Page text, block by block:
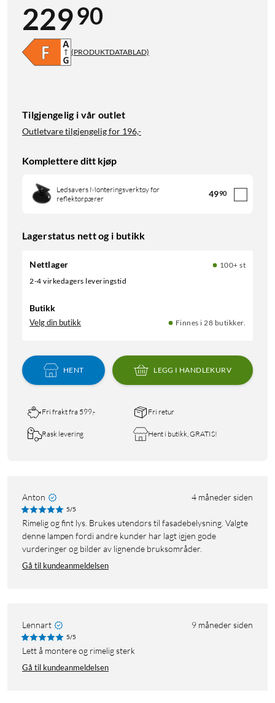
22990
(PRODUKTDATABLAD)
Tilgjengelig i vår outlet
Outletvare tilgjengelig for 196,-
Komplettere ditt kjøp
Ledsavers Monteringsverktøy for
reflektorpærer
4990
Lagerstatus nett og i butikk
Nettlager
100+ st
2-4 virkedagers leveringstid
Butikk
Velg din butikk Finnes i 28 butikker.
HENT LEGG I HANDLEKURV
Fri frakt fra 599,- Fri retur
Rask levering Hent i butikk, GRATIS!
Anton 4 måneder siden
5/5
Rimelig og fint lys. Brukes utendørs til fasadebelysning. Valgte
denne lampen fordi andre kunder har lagt igjen gode
vurderinger og bilder av lignende bruksområder.
Gå til kundeanmeldelsen
Lennart 9 måneder siden
5/5
Lett å montere og rimelig sterk
Gå til kundeanmeldelsen